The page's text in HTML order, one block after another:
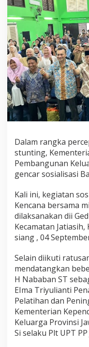
Dalam rangka
stunting,
Pembangunan
gencar sosialisasi
Kali ini, kegiatan
Kencana bersama
dilaksanakan dii
Kecamatan Jatiasih,
siang , 04
Selain diikuti
mendatangkan
H Nababan ST
EIma Triyulianti
Pelatihan dan
Kementerian
Keluarga Provinsi
Si selaku Plt UPT